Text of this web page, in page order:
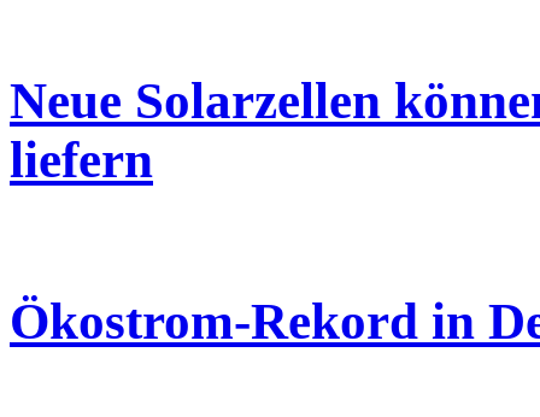
Neue Solarzellen
liefern
Ökostrom-Rekord in